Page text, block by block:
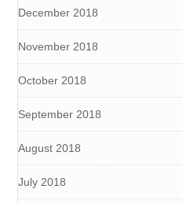
December 2018
November 2018
October 2018
September 2018
August 2018
July 2018